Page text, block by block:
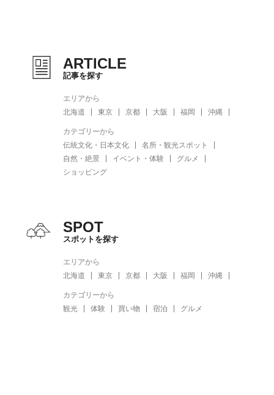
ARTICLE
記事を探す
エリアから
北海道
東京 京都 大阪 福岡 沖縄
カテゴリーから
伝統文化・日本文化
名所・観光スポット
自然・絶景
イベント・体験
グルメ
ショッピング
SPOT
スポットを探す
エリアから
北海道
東京 京都 大阪 福岡 沖縄
カテゴリーから
観光
体験 買い物 宿泊 グルメ